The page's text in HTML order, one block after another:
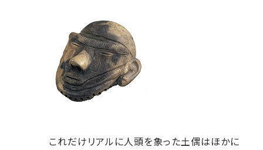
これだけリアルに人頭を象った土偶はほかに